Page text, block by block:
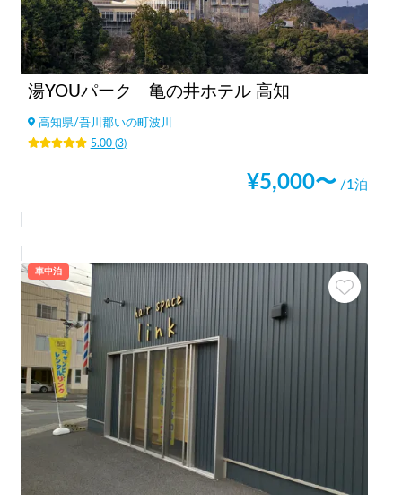
湯YOUパーク 亀の井ホテル 高知
高知県/吾川郡いの町波川
5.00(3)
¥5,000〜 /1泊
車中泊